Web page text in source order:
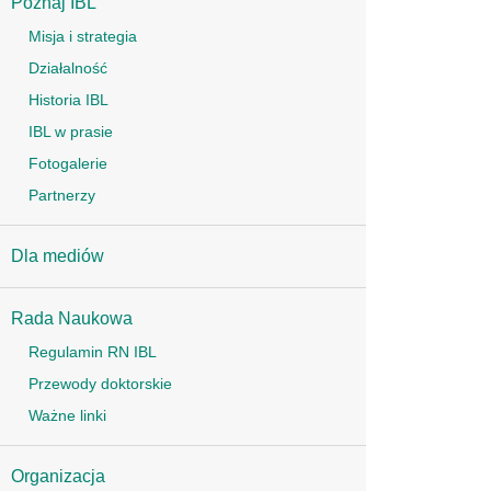
Misja i strategia
Działalność
Historia IBL
IBL w prasie
Fotogalerie
Partnerzy
Dla mediów
Rada Naukowa
Regulamin RN IBL
Przewody doktorskie
Ważne linki
Organizacja